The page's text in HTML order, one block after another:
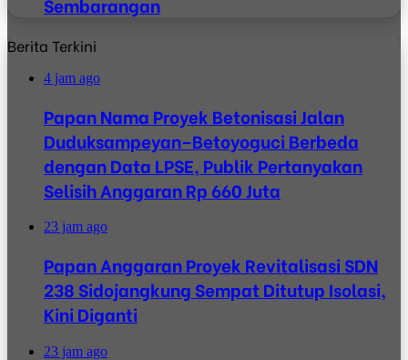
Sembarangan
Berita Terkini
4 jam ago
Papan Nama Proyek Betonisasi Jalan
Duduksampeyan–Betoyoguci Berbeda
dengan Data LPSE, Publik Pertanyakan
Selisih Anggaran Rp 660 Juta
23 jam ago
Papan Anggaran Proyek Revitalisasi SDN
238 Sidojangkung Sempat Ditutup Isolasi,
Kini Diganti
23 jam ago